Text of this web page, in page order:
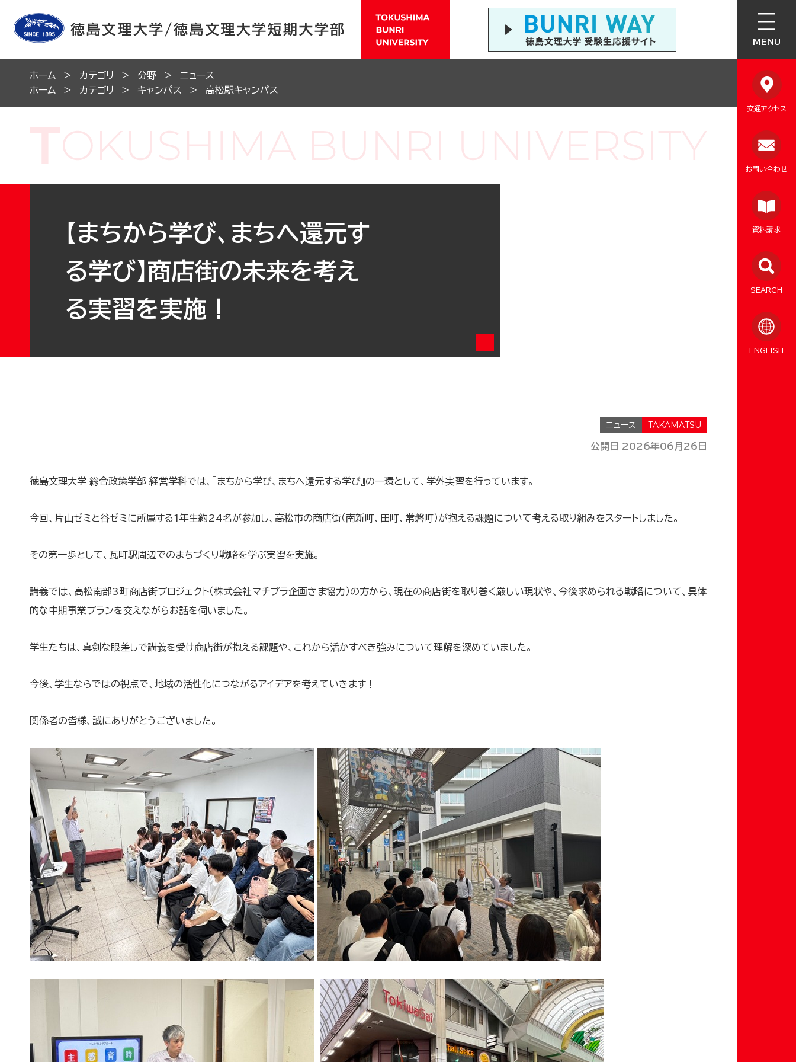
MENU
交通アクセス
お問い合わせ
資料請求
SEARCH
ENGLISH
ホーム カテゴリ 分野
ニュース
ホーム
カテゴリ キャンパス 高松駅キャンパス
【まちから学び、まちへ還元す
る学び】商店街の未来を考え
る実習を実施！
ニュース
公開日 2026年06月26日
徳島文理大学 総合政策学部 経営学科では、『まちから学び、まちへ還元する学び』の一環として、学外実習を行っています。
今回、片山ゼミと谷ゼミに所属する1年生約24名が参加し、 高松市の商店街（南新町、田町、常磐町）が抱える課題について考える取り組みをスタートしました。
その第一歩として、 瓦町駅周辺でのまちづくり戦略を学ぶ実習を実施。
講義では、高松南部3町商店街プロジェクト（株式会社マチプラ企画さま協力）の方から、 現在の商店街を取り巻く厳しい現状や、今後求められる戦略について、具体
的な中期事業プランを交えながらお話を伺いました。
学生たちは、真剣な眼差しで講義を受け商店街が抱える課題や、 これから活かすべき強みについて理解を深めていました。
今後、学生ならではの視点で、 地域の活性化につながるアイデアを考えていきます！
関係者の皆様、誠にありがとうございました。